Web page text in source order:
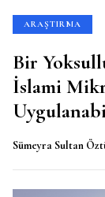
ARAŞTIRMA
Bir
İslami
Sümeyra Sultan